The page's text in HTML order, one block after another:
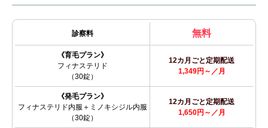
診察料 無料
《育毛プラン》
フィナステリド
（30錠）
12カ月ごと定期配送
1,349円～／月
《発毛プラン》
フィナステリド内服＋ミノキシジル内服
（30錠）
12カ月ごと定期配送
1,650円～／月